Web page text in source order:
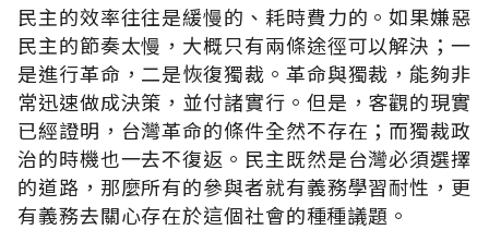
民主的效率往往是緩慢的、耗時費力的。如果嫌惡
民主的節奏太慢，大概只有兩條途徑可以解決；一
是進行革命，二是恢復獨裁。革命與獨裁，能夠非
常迅速做成決策，並付諸實行。但是，客觀的現實
已經證明，台灣革命的條件全然不存在；而獨裁政
治的時機也一去不復返。民主既然是台灣必須選擇
的道路，那麼所有的參與者就有義務學習耐性，更
有義務去關心存在於這個社會的種種議題。